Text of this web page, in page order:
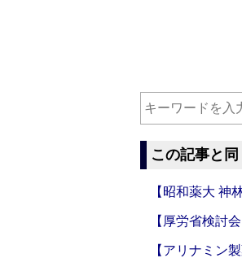
この記事と
【昭和薬大 神
【厚労省検討
【アリナミン